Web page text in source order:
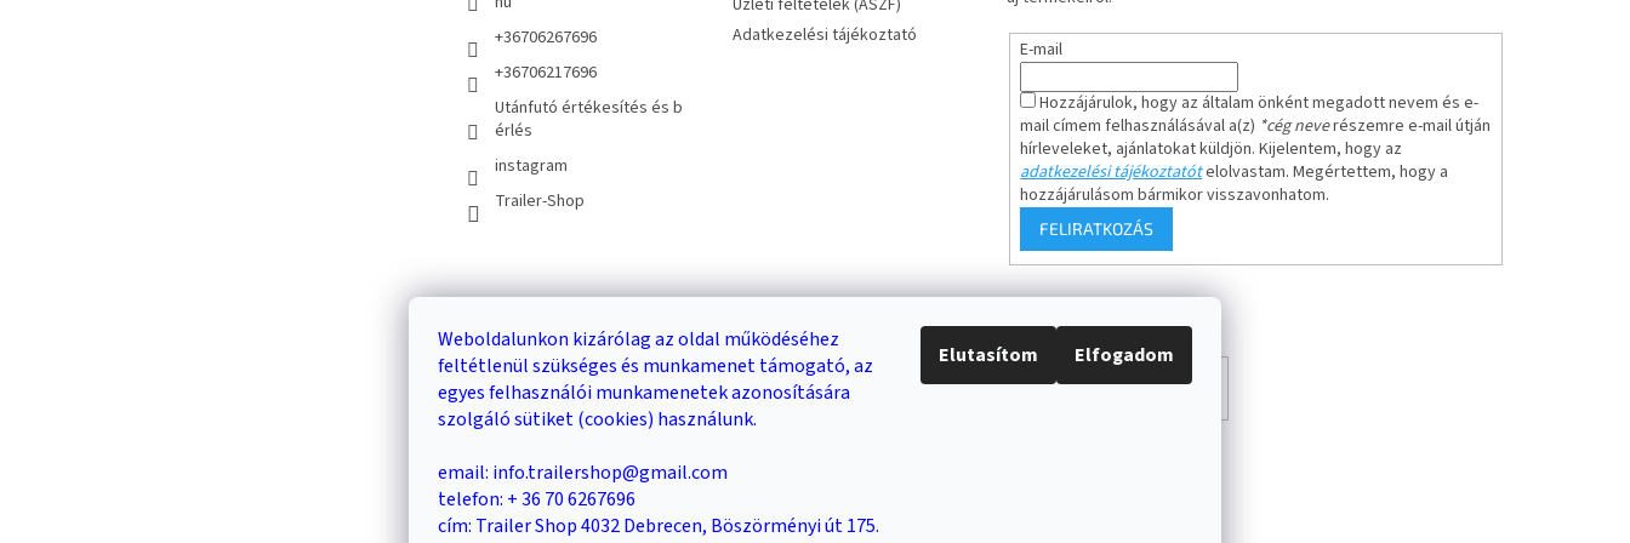
Weboldalunkon kizárólag az oldal működéséhez
feltétlenül szükséges és munkamenet támogató, az
egyes felhasználói munkamenetek azonosítására
szolgáló sütiket (cookies) használunk.
email: info.trailershop@gmail.com
telefon: + 36 70 6267696
cím: Trailer Shop 4032 Debrecen, Böszörményi út 175.
Elutasítom Elfogadom
+36706267696
+36706217696
Utánfutó értékesítés és b
érlés
instagram
Trailer-Shop
Adatkezelési tájékoztató
E-mail
Hozzájárulok, hogy az általam önként megadott nevem és e-
mail címem felhasználásával a(z) *cég neverészemre e-mail útján
hírleveleket, ajánlatokat küldjön. Kijelentem, hogy az
adatkezelési tájékoztatótelolvastam. Megértettem, hogy a
hozzájárulásom bármikor visszavonhatom.
FELIRATKOZÁS
0DB /0 FT KERESÉS
Trailer-Shop